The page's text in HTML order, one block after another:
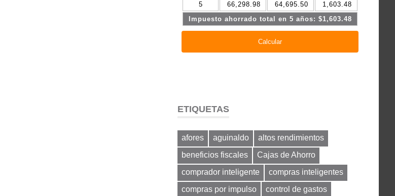
ETIQUETAS
afores aguinaldo
altos rendimientos
beneficios fiscales
Cajas de Ahorro
comprador inteligente
compras inteligentes
compras por impulso
control de gastos